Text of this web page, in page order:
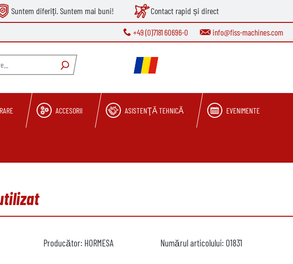
Suntem diferiți. Suntem mai buni! Contact rapid și direct
+49 (0)7181 60696-0 info@fiss-machines.com
ACCESORII ASISTENŢĂ TEHNICĂ EVENIMENTE
Producător: HORMESA Numărul articolului: O1831